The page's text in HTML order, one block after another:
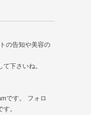
の告知や美容の
下さいね。
です。 フォロ
。